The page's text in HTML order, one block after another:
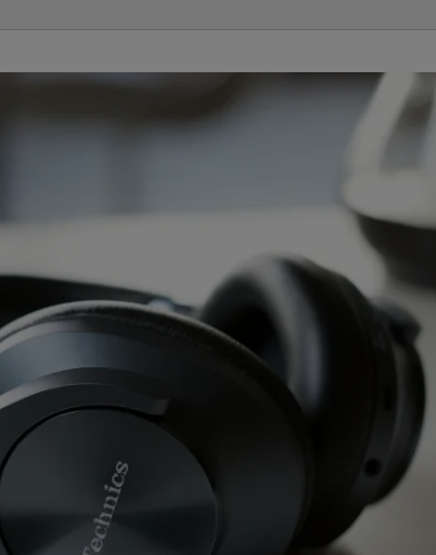
EAH-A800E-S